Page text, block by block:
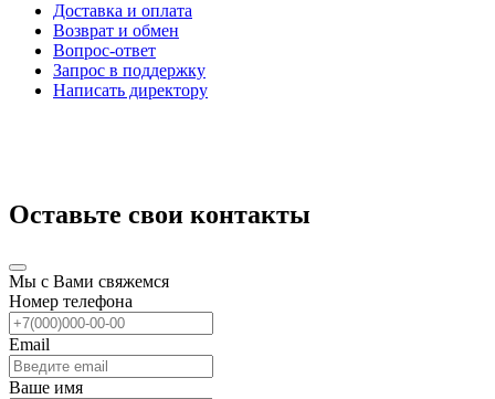
Доставка и оплата
Возврат и обмен
Вопрос-ответ
Запрос в поддержку
Написать директору
Оставьте свои контакты
Мы с Вами свяжемся
Номер телефона
Email
Ваше имя